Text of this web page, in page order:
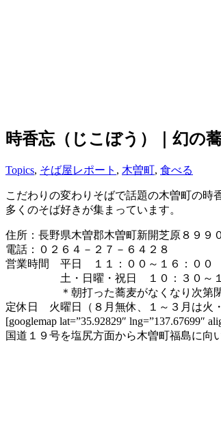
時香忘（じこぼう）｜幻の
Topics, そば屋レポート , 木曽町, 食べる
こだわりの変わりそばで話題の木曽町の時
多くのそば好きが集まっています。
住所：長野県木曽郡木曽町新開芝原８９９
電話：０２６４－２７－６４２８
営業時間 平日 １１：００～１６：００
土・日曜・祝日 １０：３０～１７
＊朝打った蕎麦がなくなり次第
定休日 火曜日（８月無休、１～３月は火
[googlemap lat=”35.92829″ lng=”137.67699″
国道１９号を塩尻方面から木曽町福島に向